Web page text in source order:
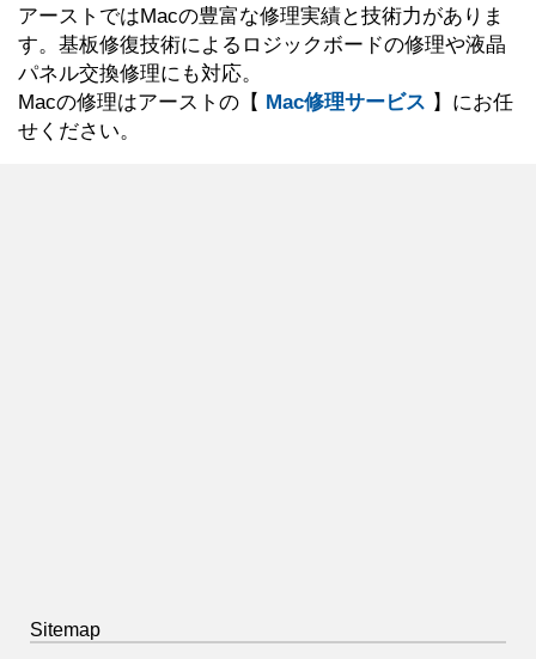
アーストではMacの豊富な修理実績と技術力がありま
す。基板修復技術によるロジックボードの修理や液晶
パネル交換修理にも対応。
Macの修理はアーストの【 Mac修理サービス 】にお任
せください。
Sitemap